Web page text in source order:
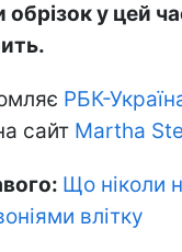
у цей
РБК-
сайт Martha
Що ніколи
влітку